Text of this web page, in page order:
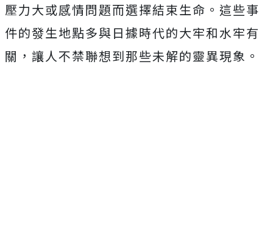
壓力大或感情問題而選擇結束生命。這些事
件的發生地點多與日據時代的大牢和水牢有
關，讓人不禁聯想到那些未解的靈異現象。